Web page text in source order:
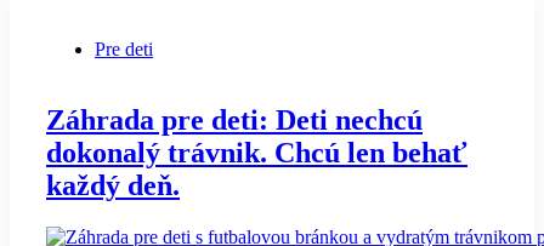
Pre deti
Záhrada pre deti: Deti nechcú
dokonalý trávnik. Chcú len behať
každý deň.